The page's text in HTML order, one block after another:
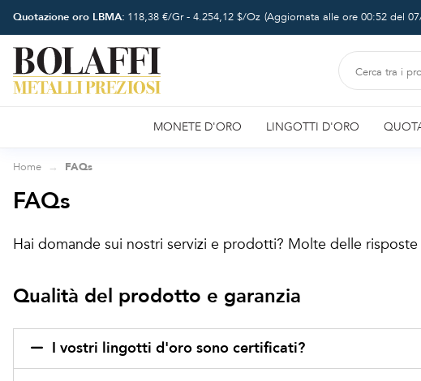
Quotazione oro LBMA: 118,38 €/Gr - 4.254,12 $/Oz (Aggiornata alle ore 00:52 del
MONETE D'ORO LINGOTTI D'ORO
Home FAQs
FAQs
Hai domande sui nostri servizi e prodotti? Molte delle
Qualità del prodotto e garanzia
I vostri lingotti d'oro sono certificati?